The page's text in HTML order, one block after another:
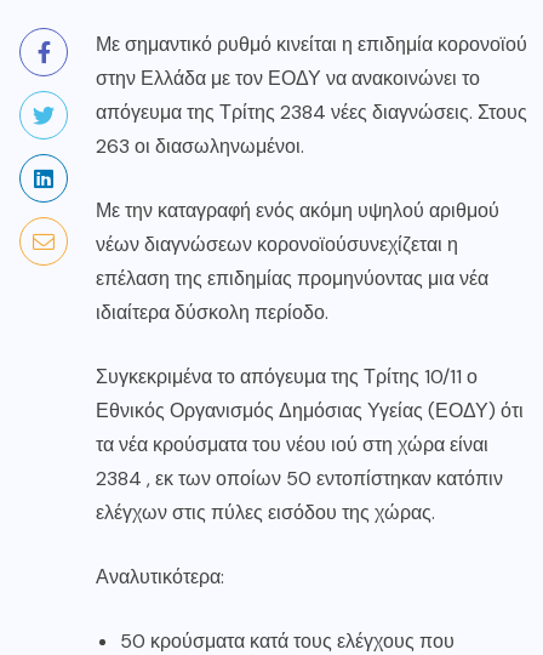
Με σημαντικό ρυθμό κινείται η επιδημία κορονοϊού
στην Ελλάδα με τον ΕΟΔΥ να ανακοινώνει το
απόγευμα της Τρίτης 2384 νέες διαγνώσεις. Στους
263 οι διασωληνωμένοι.
Με την καταγραφή ενός ακόμη υψηλού αριθμού
νέων διαγνώσεων κορονοϊούσυνεχίζεται η
επέλαση της επιδημίας προμηνύοντας μια νέα
ιδιαίτερα δύσκολη περίοδο.
Συγκεκριμένα το απόγευμα της Τρίτης 10/11 ο
Εθνικός Οργανισμός Δημόσιας Υγείας (ΕΟΔΥ) ότι
τα νέα κρούσματα του νέου ιού στη χώρα είναι
2384 , εκ των οποίων 50 εντοπίστηκαν κατόπιν
ελέγχων στις πύλες εισόδου της χώρας.
Αναλυτικότερα:
50 κρούσματα κατά τους ελέγχους που